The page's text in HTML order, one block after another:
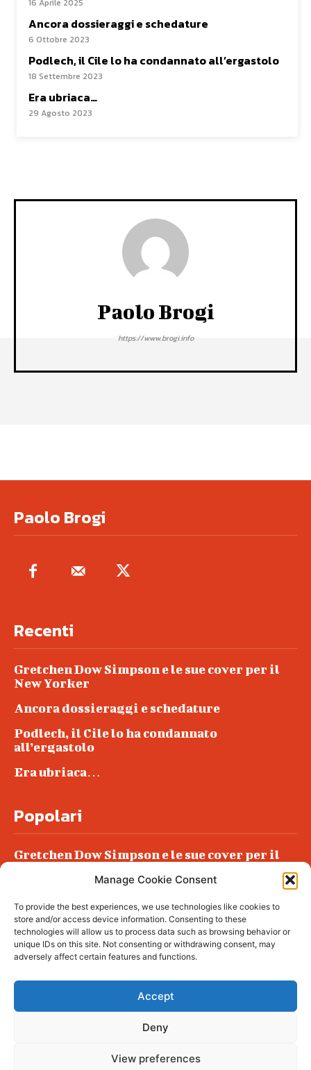
Manage Cookie Consent
To provide the best experiences, we use technologies like cookies to
store and/or access device information. Consenting to these
technologies will allow us to process data such as browsing behavior or
unique IDs on this site. Not consenting or withdrawing consent, may
adversely affect certain features and functions.
Accept
Deny
View preferences
16 Aprile 2025
Ancora dossieraggi e schedature
6 Ottobre 2023
Podlech, il Cile lo ha condannato all’ergastolo
18 Settembre 2023
Era ubriaca…
29 Agosto 2023
Paolo Brogi
https://www.brogi.info
Paolo Brogi
Recenti
Gretchen Dow Simpson e le sue cover per il
New Yorker
Ancora dossieraggi e schedature
Podlech, il Cile lo ha condannato
all’ergastolo
Era ubriaca…
Popolari
Gretchen Dow Simpson e le sue cover per il
Podlech, il Cile lo ha condannato
all’ergastolo
Era ubriaca…
© tagDiv - All rights reserved. Made with
complete News Portal about living, lifestyle,
fashion and wellness. Take your time and